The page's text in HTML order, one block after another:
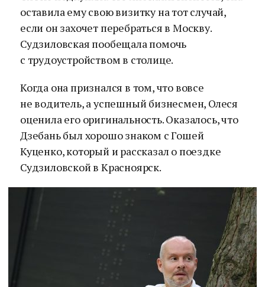
оставила ему свою визитку на тот случай,
если он захочет перебраться в Москву.
Судзиловская пообещала помочь
с трудоустройством в столице.
Когда она признался в том, что вовсе
не водитель, а успешный бизнесмен, Олеся
оценила его оригинальность. Оказалось, что
Дзебань был хорошо знаком с Гошей
Куценко, который и рассказал о поездке
Судзиловской в Красноярск.